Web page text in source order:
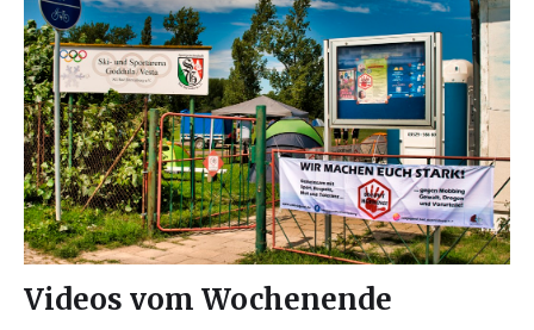
Videos vom Wochenende